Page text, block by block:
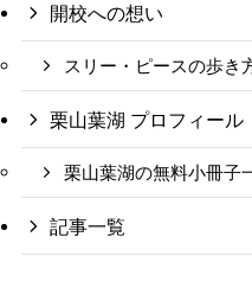
開校への想い
スリー・ピースの歩き
栗山葉湖 プロフィール
栗山葉湖の無料小冊子
記事一覧